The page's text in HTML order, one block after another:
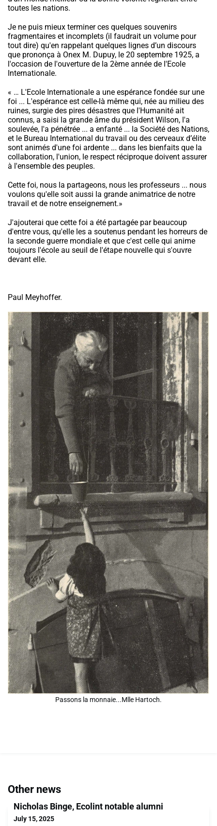
toutes les nations.
Je ne puis mieux terminer ces quelques souvenirs
fragmentaires et incomplets (il faudrait un volume pour
tout dire) qu'en rappelant quelques lignes d’un discours
que prononça à Onex M. Dupuy, le 20 septembre 1925, a
l'occasion de l'ouverture de la 2ème année de l'Ecole
Internationale.
« … L'Ecole Internationale a une espérance fondée sur une
foi ... L'espérance est celle-là même qui, née au milieu des
ruines, surgie des pires désastres que l'Humanité ait
connus, a saisi la grande âme du président Wilson, l'a
soulevée, l'a pénétrée ... a enfanté ... la Société des Nations,
et le Bureau International du travail ou des cerveaux d’élite
sont animés d'une foi ardente ... dans les bienfaits que la
collaboration, l'union, le respect réciproque doivent assurer
à l'ensemble des peuples.
Cette foi, nous la partageons, nous les professeurs ... nous
voulons qu'elle soit aussi la grande animatrice de notre
travail et de notre enseignement.»
J'ajouterai que cette foi a été partagée par beaucoup
d'entre vous, qu'elle les a soutenus pendant les horreurs de
la seconde guerre mondiale et que c'est celle qui anime
toujours l'école au seuil de l'étape nouvelle qui s'ouvre
devant elle.
Paul Meyhoffer.
Passons la monnaie...Mlle Hartoch.
Other news
Nicholas Binge, Ecolint notable alumni
July 15, 2025